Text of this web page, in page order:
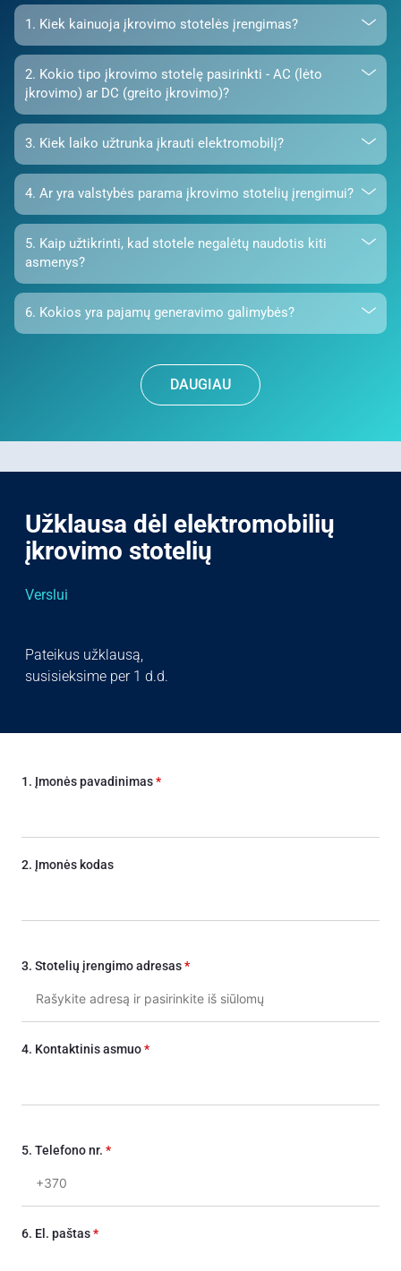
1. Kiek kainuoja įkrovimo stotelės įrengimas?
2. Kokio tipo įkrovimo stotelę pasirinkti - AC (lėto
įkrovimo) ar DC (greito įkrovimo)?
3. Kiek laiko užtrunka įkrauti elektromobilį?
4. Ar yra valstybės parama įkrovimo stotelių įrengimui?
5. Kaip užtikrinti, kad stotele negalėtų naudotis kiti
asmenys?
6. Kokios yra pajamų generavimo galimybės?
DAUGIAU
Užklausa dėl elektromobilių
įkrovimo stotelių
Verslui
Pateikus užklausą,
susisieksime per 1 d.d.
1. Įmonės pavadinimas*
2. Įmonės kodas
3. Stotelių įrengimo adresas*
4. Kontaktinis asmuo*
5. Telefono nr. *
6. El. paštas*